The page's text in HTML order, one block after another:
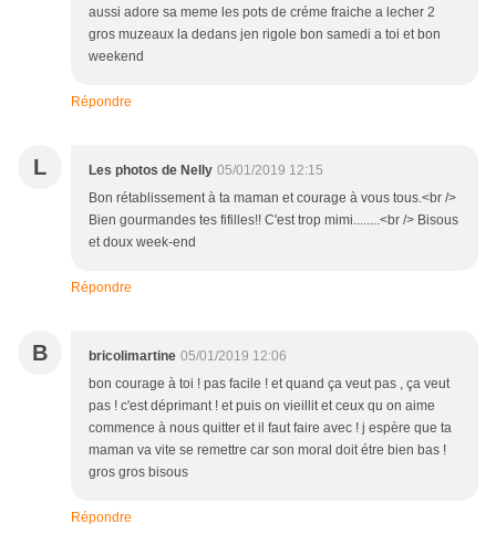
aussi adore sa meme les pots de créme fraiche a lecher 2
gros muzeaux la dedans jen rigole bon samedi a toi et bon
weekend
Répondre
L Les photos de Nelly 05/01/2019 12:15
Bon rétablissement à ta maman et courage à vous tous.<br />
Bien gourmandes tes fifilles!! C'est trop mimi........<br /> Bisous
et doux week-end
Répondre
B bricolimartine 05/01/2019 12:06
bon courage à toi ! pas facile ! et quand ça veut pas , ça veut
pas ! c'est déprimant ! et puis on vieillit et ceux qu on aime
commence à nous quitter et il faut faire avec ! j espère que ta
maman va vite se remettre car son moral doit étre bien bas !
gros gros bisous
Répondre